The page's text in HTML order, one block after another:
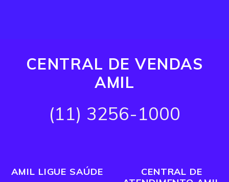
CENTRAL DE VENDAS
AMIL
(11) 3256-1000
AMIL LIGUE SAÚDE
CENTRAL DE